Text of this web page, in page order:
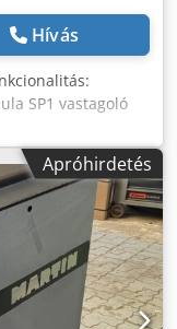
Hívás
SP1 vastagoló
520
emelő-
4 késes
4
Apróhirdetés